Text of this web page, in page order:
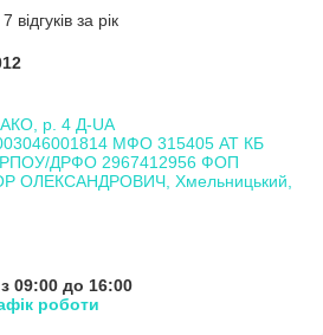
за рік
р. 4 Д-UA
МФО 315405 АТ КБ
ДРФО 2967412956 ФОП
ОЛЕКСАНДРОВИЧ, Хмельницький,
09:00 до 16:00
роботи